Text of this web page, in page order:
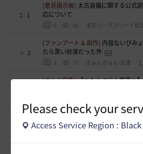
Please check your
Access Service Region :
1
[意見掲示板] 太古装備に関する公式
応について
0 96 浅井ジークフリード配
2
[ファンアート & 創作] 内容ないびみ
たら黒い砂漠だった件
1 70 きゅんきゅん-日本
[ギルド募集]【🍀もんぶらん喫茶🍀
1
【新設1段拠点戦ギル
メンバー募集中！